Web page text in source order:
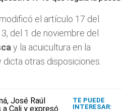
modificó el artículo 17 del
del 1 de noviembre del
y la acuicultura en la
dicta otras disposiciones.
TE PUEDE
INTERESAR: